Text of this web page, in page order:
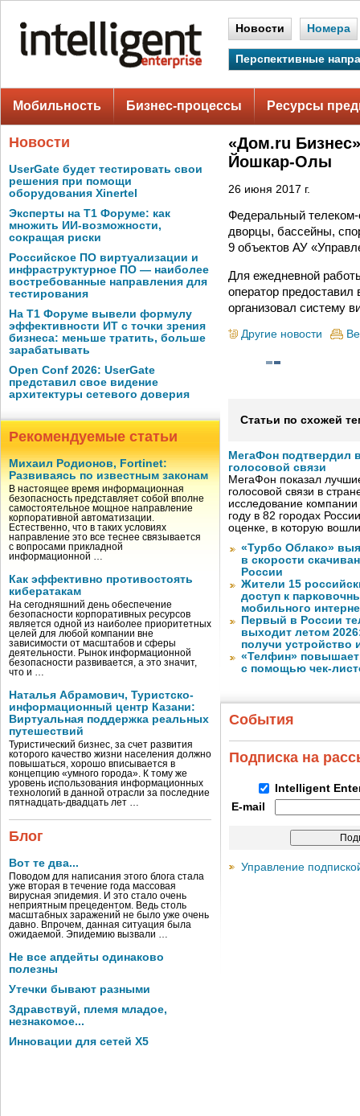
Новости Номера
Перспективные
Мобильность Бизнес-процессы Ресурсы
Новости
UserGate будет тестировать свои
решения при помощи
оборудования Xinertel
Эксперты на Т1 Форуме: как
множить ИИ-возможности,
сокращая риски
Российское ПО виртуализации и
инфраструктурное ПО — наиболее
востребованные направления для
тестирования
На Т1 Форуме вывели формулу
эффективности ИТ с точки зрения
бизнеса: меньше тратить, больше
зарабатывать
Open Conf 2026: UserGate
представил свое видение
архитектуры сетевого доверия
Рекомендуемые статьи
Михаил Родионов, Fortinet:
Развиваясь по известным законам
В настоящее время информационная
безопасность представляет собой вполне
самостоятельное мощное направление
корпоративной автоматизации.
Естественно, что в таких условиях
направление это все теснее связывается
с вопросами прикладной
информационной …
Как эффективно противостоять
кибератакам
На сегодняшний день обеспечение
безопасности корпоративных ресурсов
является одной из наиболее приоритетных
целей для любой компании вне
зависимости от масштабов и сферы
деятельности. Рынок информационной
безопасности развивается, а это значит,
что и …
Наталья Абрамович, Туристско-
информационный центр Казани:
Виртуальная поддержка реальных
путешествий
Туристический бизнес, за счет развития
которого качество жизни населения должно
повышаться, хорошо вписывается в
концепцию «умного города». К тому же
уровень использования информационных
технологий в данной отрасли за последние
пятнадцать-двадцать лет …
Блог
Вот те два...
Поводом для написания этого блога стала
уже вторая в течение года массовая
вирусная эпидемия. И это стало очень
неприятным прецедентом. Ведь столь
масштабных заражений не было уже очень
давно. Впрочем, данная ситуация была
ожидаемой. Эпидемию вызвали …
Не все апдейты одинаково
полезны
Утечки бывают разными
Здравствуй, племя младое,
незнакомое...
Инновации для сетей X5
«Дом.ru
Йошкар-Олы
26 июня 2017 г.
Федеральный
дворцы, бассейны,
9 объектов АУ
Для ежедневной
оператор
организовал систему
Другие новости
Статьи по схожей
МегаФон подтвердил
голосовой связи
МегаФон показал
голосовой связи в
исследование
году в 82 городах
оценке, в которую
«Турбо Облако»
в скорости
России
Жители 15
доступ к
мобильного
Первый в России
выходит летом
получи устройство
«Телфин» повышает
с помощью чек-
События
Подписка на
Intelligent
E-mail
Управление